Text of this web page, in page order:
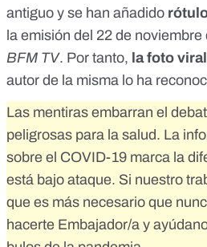
antiguo y se han añadido
la emisión del 22 de
BFM TV. Por tanto, la foto
autor de la misma lo ha
Las mentiras embarran el
peligrosas para la salud. La
sobre el COVID-19 marca la
está bajo ataque. Si nuestro
que es más necesario que
hacerte Embajador/a y